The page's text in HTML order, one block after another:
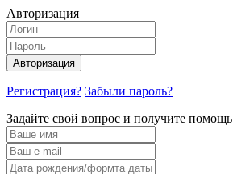
Авторизация
Авторизация
Регистрация? Забыли пароль?
Задайте свой вопрос и получите помощь